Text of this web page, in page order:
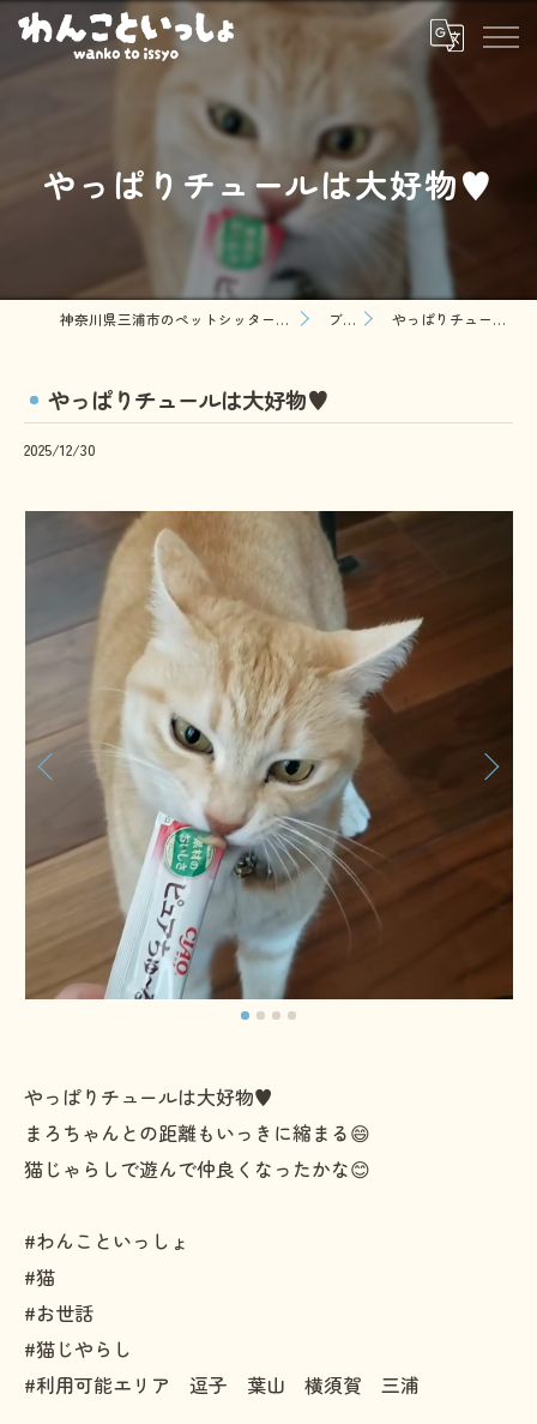
やっぱりチュールは大好物♥️
神奈川県三浦市のペットシッターならわんこといっしょ ブログ やっぱりチュールは大好物♥️
やっぱりチュールは大好物♥️
2025/12/30
やっぱりチュールは大好物♥️
まろちゃんとの距離もいっきに縮まる😄
猫じゃらしで遊んで仲良くなったかな😊
#わんこといっしょ
#猫
#お世話
#猫じやらし
#利用可能エリア 逗子 葉山 横須賀 三浦